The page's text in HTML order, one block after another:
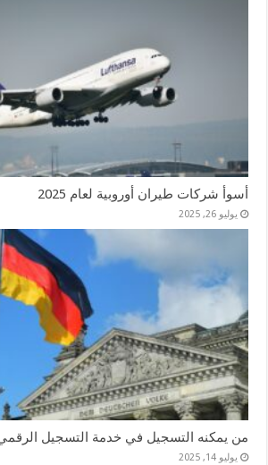
أسوأ شركات طيران أوروبية لعام 2025
يوليو 26, 2025
من يمكنه التسجيل في خدمة التسجيل
يوليو 14, 2025